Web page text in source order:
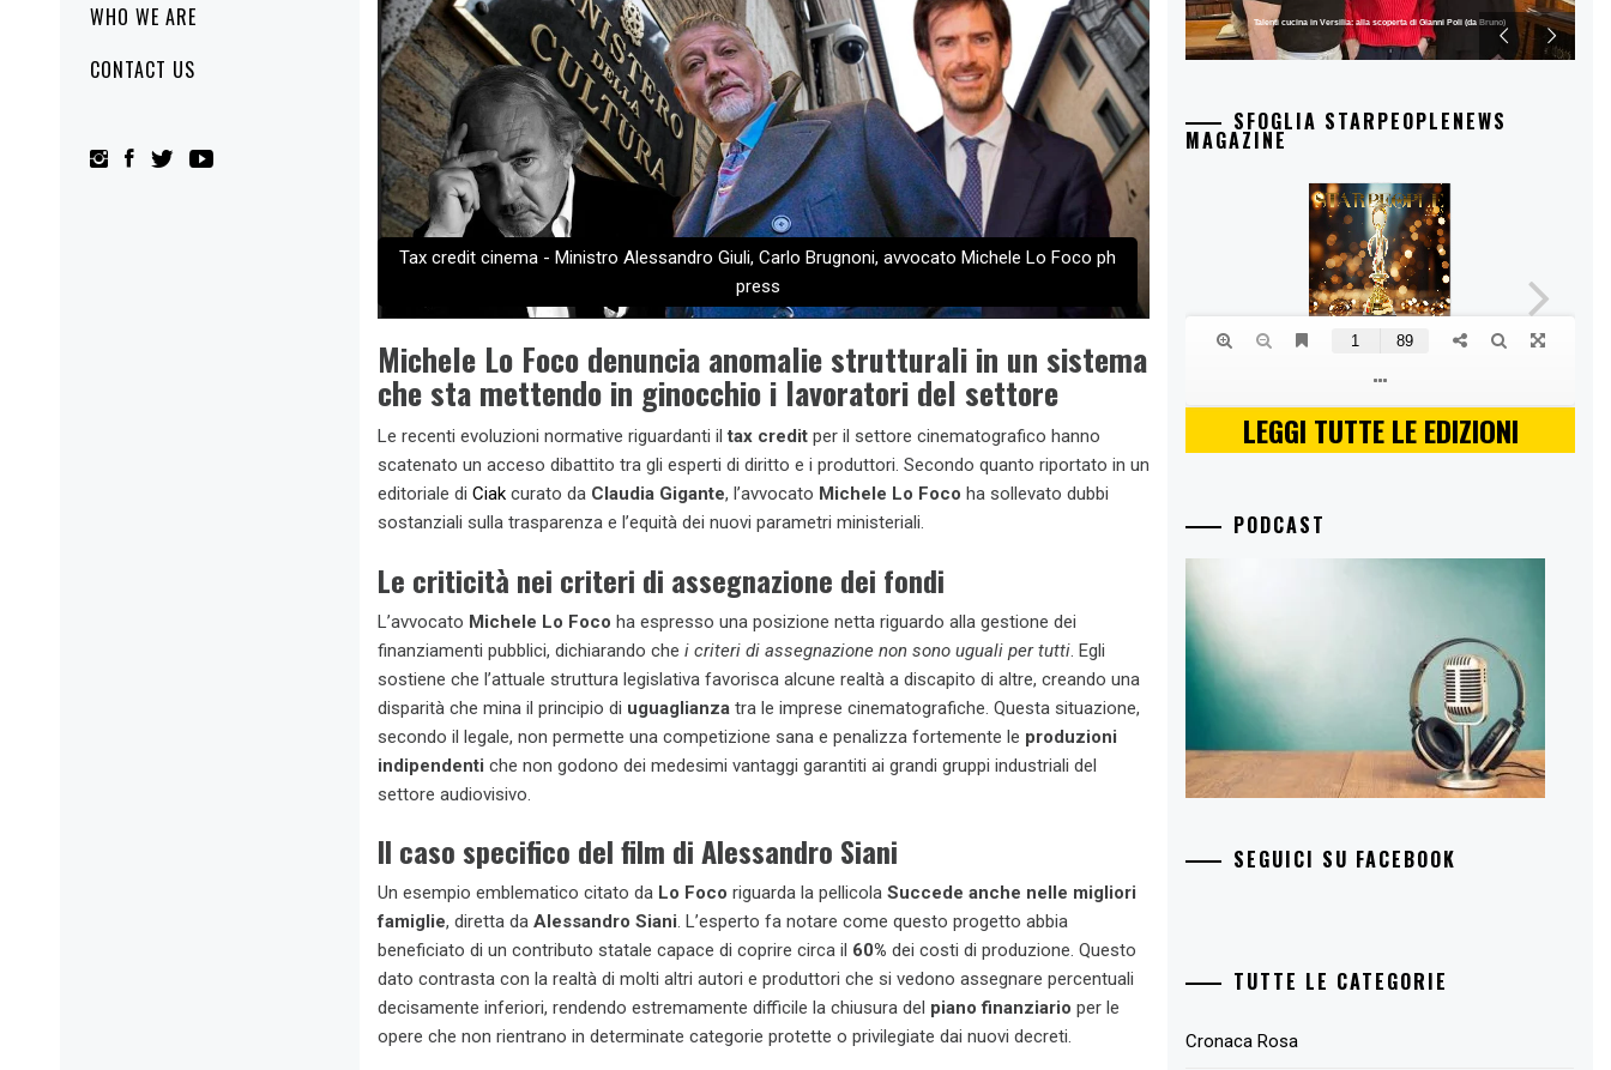
WHO WE ARE
CONTACT US
Tax credit cinema - Ministro Alessandro Giuli, Carlo Brugnoni, avvocato Michele Lo Foco ph
press
Michele Lo Foco denuncia anomalie strutturali in un sistema
che sta mettendo in ginocchio i lavoratori del settore
Le recenti evoluzioni normative riguardanti iltax credit per il settore cinematografico hanno
scatenato un acceso dibattito tra gli esperti di diritto e i produttori. Secondo quanto riportato in un
editoriale di Ciak curato da Claudia Gigante, l’avvocato Michele Lo Foco ha sollevato dubbi
sostanziali sulla trasparenza e l’equità dei nuovi parametri ministeriali.
Le criticità nei criteri di assegnazione dei fondi
L’avvocato Michele Lo Foco ha espresso una posizione netta riguardo alla gestione dei
finanziamenti pubblici, dichiarando che i criteri di assegnazione non sono uguali per tutti. Egli
sostiene che l’attuale struttura legislativa favorisca alcune realtà a discapito di altre, creando una
disparità che mina il principio di uguaglianza tra le imprese cinematografiche. Questa situazione,
secondo il legale, non permette una competizione sana e penalizza fortemente le produzioni
indipendenti che non godono dei medesimi vantaggi garantiti ai grandi gruppi industriali del
settore audiovisivo.
Il caso specifico del film di Alessandro Siani
Un esempio emblematico citato da Lo Foco riguarda la pellicola Succede anche nelle migliori
famiglie, diretta da Alessandro Siani. L’esperto fa notare come questo progetto abbia
beneficiato di un contributo statale capace di coprire circa il 60% dei costi di produzione. Questo
dato contrasta con la realtà di molti altri autori e produttori che si vedono assegnare percentuali
decisamente inferiori, rendendo estremamente difficile la chiusura del piano finanziario per le
opere che non rientrano in determinate categorie protette o privilegiate dai nuovi decreti.
Talenti cucina in Versilia: alla scoperta di Gianni Poli (da Bruno)
SFOGLIA STARPEOPLENEWS
MAGAZINE
LEGGI TUTTE LE EDIZIONI
PODCAST
SEGUICI SU FACEBOOK
TUTTE LE CATEGORIE
Cronaca Rosa